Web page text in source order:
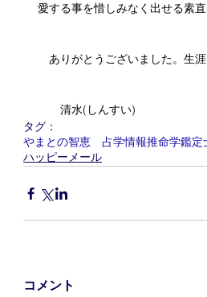
愛する事を惜しみなく出せる素
ありがとうございました。生
清水(しんすい)
タグ：
やまとの智恵 占学情報推命学鑑定
ハッピーメール
コメント